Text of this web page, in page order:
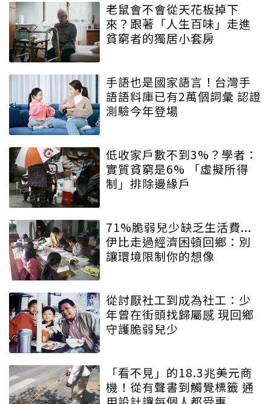
老鼠會不會從天花板掉下
來？跟著「人生百味」走進
貧窮者的獨居小套房
手語也是國家語言！台灣手
語語料庫已有2萬個詞彙 認證
測驗今年登場
低收家戶數不到3%？學者：
實質貧窮是6% 「虛擬所得
制」排除邊緣戶
71%脆弱兒少缺乏生活費...
伊比走過經濟困頓回鄉：別
讓環境限制你的想像
從討厭社工到成為社工：少
年曾在街頭找歸屬感 現回鄉
守護脆弱兒少
「看不見」的18.3兆美元商
機！從有聲書到觸覺標籤 通